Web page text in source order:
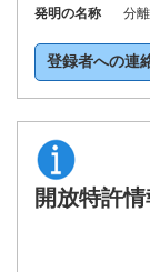
発明の名称
分
登録者への連
開放特許情